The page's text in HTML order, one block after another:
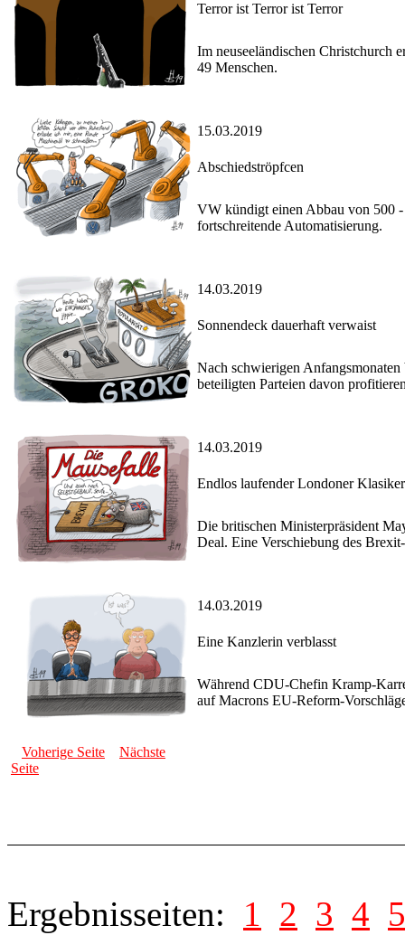
Terror ist Terror ist Terror
Im neuseeländischen Christchurch
49 Menschen.
15.03.2019
Abschiedströpfcen
VW kündigt einen Abbau von 500 -
fortschreitende Automatisierung.
14.03.2019
Sonnendeck dauerhaft verwaist
Nach schwierigen
beteiligten Parteien davon
14.03.2019
Endlos laufender Londoner Klasiker
Die britischen Ministerpräsident
Deal. Eine Verschiebung des
14.03.2019
Eine Kanzlerin verblasst
Während CDU-Chefin Kramp-
auf Macrons EU-Reform-
Voherige Seite
Nächste
Seite
Ergebnisseiten: 1 2 3 4 5